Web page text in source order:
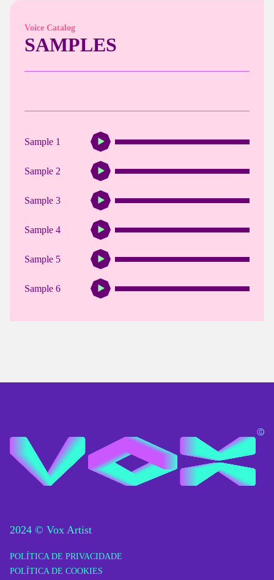
Voice Catalog
SAMPLES
Sample 1
Sample 2
Sample 3
Sample 4
Sample 5
Sample 6
2024 © Vox Artist
POLÍTICA DE PRIVACIDADE
POLÍTICA DE COOKIES